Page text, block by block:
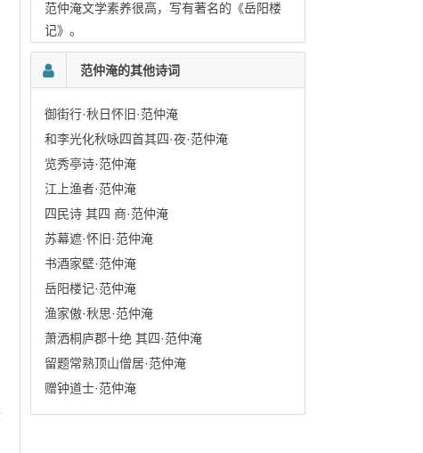
范仲淹文学素养很高，写有著名的《岳阳楼
记》。
范仲淹的其他诗词
御街行·秋日怀旧·范仲淹
和李光化秋咏四首其四·夜·范仲淹
览秀亭诗·范仲淹
江上渔者·范仲淹
四民诗 其四 商·范仲淹
苏幕遮·怀旧·范仲淹
书酒家壁·范仲淹
岳阳楼记·范仲淹
渔家傲·秋思·范仲淹
萧洒桐庐郡十绝 其四·范仲淹
留题常熟顶山僧居·范仲淹
赠钟道士·范仲淹